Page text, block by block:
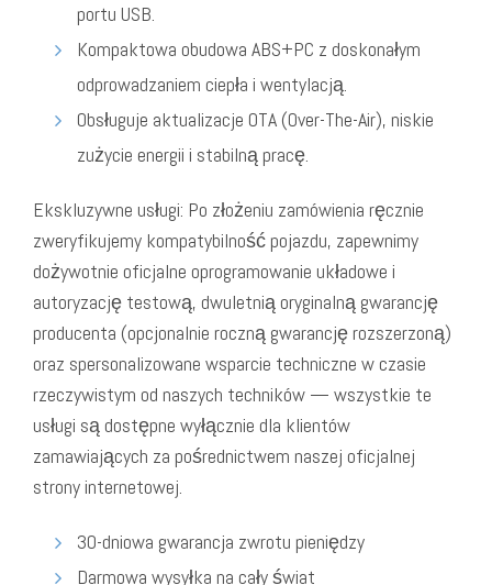
portu USB.
Kompaktowa obudowa ABS+PC z doskonałym
odprowadzaniem ciepła i wentylacją.
Obsługuje aktualizacje OTA (Over-The-Air), niskie
zużycie energii i stabilną pracę.
Ekskluzywne usługi: Po złożeniu zamówienia ręcznie
zweryfikujemy kompatybilność pojazdu, zapewnimy
dożywotnie oficjalne oprogramowanie układowe i
autoryzację testową, dwuletnią oryginalną gwarancję
producenta (opcjonalnie roczną gwarancję rozszerzoną)
oraz spersonalizowane wsparcie techniczne w czasie
rzeczywistym od naszych techników — wszystkie te
usługi są dostępne wyłącznie dla klientów
zamawiających za pośrednictwem naszej oficjalnej
strony internetowej.
30-dniowa gwarancja zwrotu pieniędzy
Darmowa wysyłka na cały świat